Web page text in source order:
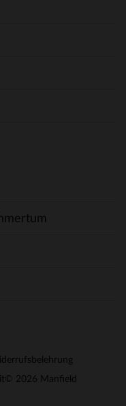
© 2026 Manfield